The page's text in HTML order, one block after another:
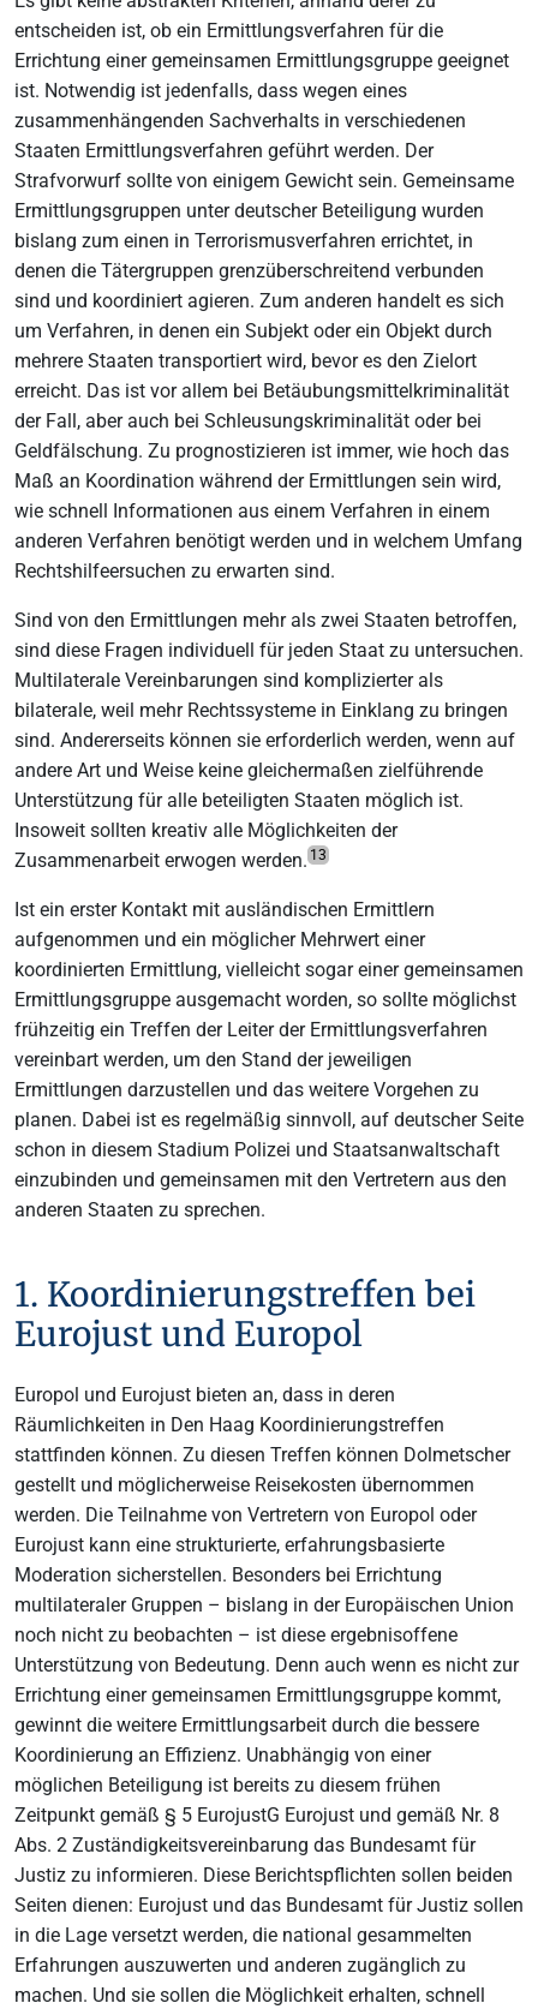
entscheiden ist, ob ein Ermittlungsverfahren für die
Errichtung einer gemeinsamen Ermittlungsgruppe geeignet
ist. Notwendig ist jedenfalls, dass wegen eines
zusammenhängenden Sachverhalts in verschiedenen
Staaten Ermittlungsverfahren geführt werden. Der
Strafvorwurf sollte von einigem Gewicht sein. Gemeinsame
Ermittlungsgruppen unter deutscher Beteiligung wurden
bislang zum einen in Terrorismusverfahren errichtet, in
denen die Tätergruppen grenzüberschreitend verbunden
sind und koordiniert agieren. Zum anderen handelt es sich
um Verfahren, in denen ein Subjekt oder ein Objekt durch
mehrere Staaten transportiert wird, bevor es den Zielort
erreicht. Das ist vor allem bei Betäubungsmittelkriminalität
der Fall, aber auch bei Schleusungskriminalität oder bei
Geldfälschung. Zu prognostizieren ist immer, wie hoch das
Maß an Koordination während der Ermittlungen sein wird,
wie schnell Informationen aus einem Verfahren in einem
anderen Verfahren benötigt werden und in welchem Umfang
Rechtshilfeersuchen zu erwarten sind.
Sind von den Ermittlungen mehr als zwei Staaten betroffen,
sind diese Fragen individuell für jeden Staat zu untersuchen.
Multilaterale Vereinbarungen sind komplizierter als
bilaterale, weil mehr Rechtssysteme in Einklang zu bringen
sind. Andererseits können sie erforderlich werden, wenn auf
andere Art und Weise keine gleichermaßen zielführende
Unterstützung für alle beteiligten Staaten möglich ist.
Insoweit sollten kreativ alle Möglichkeiten der
Zusammenarbeit erwogen werden. 13
Ist ein erster Kontakt mit ausländischen Ermittlern
aufgenommen und ein möglicher Mehrwert einer
koordinierten Ermittlung, vielleicht sogar einer gemeinsamen
Ermittlungsgruppe ausgemacht worden, so sollte möglichst
frühzeitig ein Treffen der Leiter der Ermittlungsverfahren
vereinbart werden, um den Stand der jeweiligen
Ermittlungen darzustellen und das weitere Vorgehen zu
planen. Dabei ist es regelmäßig sinnvoll, auf deutscher Seite
schon in diesem Stadium Polizei und Staatsanwaltschaft
einzubinden und gemeinsamen mit den Vertretern aus den
anderen Staaten zu sprechen.
1. Koordinierungstreffen bei
Eurojust und Europol
Europol und Eurojust bieten an, dass in deren
Räumlichkeiten in Den Haag Koordinierungstreffen
stattfinden können. Zu diesen Treffen können Dolmetscher
gestellt und möglicherweise Reisekosten übernommen
werden. Die Teilnahme von Vertretern von Europol oder
Eurojust kann eine strukturierte, erfahrungsbasierte
Moderation sicherstellen. Besonders bei Errichtung
multilateraler Gruppen – bislang in der Europäischen Union
noch nicht zu beobachten – ist diese ergebnisoffene
Unterstützung von Bedeutung. Denn auch wenn es nicht zur
Errichtung einer gemeinsamen Ermittlungsgruppe kommt,
gewinnt die weitere Ermittlungsarbeit durch die bessere
Koordinierung an Effizienz. Unabhängig von einer
möglichen Beteiligung ist bereits zu diesem frühen
Zeitpunkt gemäß § 5 EurojustG Eurojust und gemäß Nr. 8
Abs. 2 Zuständigkeitsvereinbarung das Bundesamt für
Justiz zu informieren. Diese Berichtspflichten sollen beiden
Seiten dienen: Eurojust und das Bundesamt für Justiz sollen
in die Lage versetzt werden, die national gesammelten
Erfahrungen auszuwerten und anderen zugänglich zu
machen. Und sie sollen die Möglichkeit erhalten, schnell